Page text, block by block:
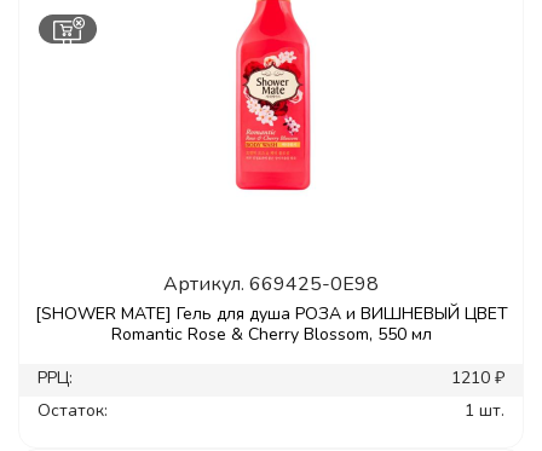
Артикул. 669425-0E98
[SHOWER MATE] Гель для душа РОЗА и ВИШНЕВЫЙ ЦВЕТ
Romantic Rose & Cherry Blossom, 550 мл
РРЦ:
1210 ₽
Остаток:
1 шт.